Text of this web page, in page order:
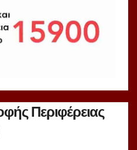
Περιφέρειας